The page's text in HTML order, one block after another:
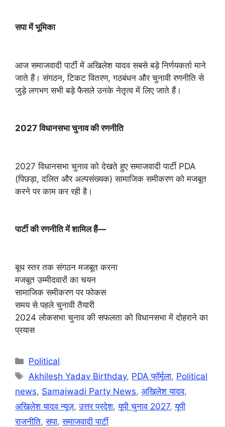
सपा में भूमिका
आज समाजवादी पार्टी में अखिलेश यादव सबसे बड़े निर्णयकर्ता माने
जाते हैं। संगठन, टिकट वितरण, गठबंधन और चुनावी रणनीति से
जुड़े लगभग सभी बड़े फैसले उनके नेतृत्व में लिए जाते हैं।
2027 विधानसभा चुनाव की रणनीति
2027 विधानसभा चुनाव को देखते हुए समाजवादी पार्टी PDA
(पिछड़ा, दलित और अल्पसंख्यक) सामाजिक समीकरण को मजबूत
करने पर काम कर रही है।
पार्टी की रणनीति में शामिल हैं—
बूथ स्तर तक संगठन मजबूत करना
मजबूत उम्मीदवारों का चयन
सामाजिक समीकरण पर फोकस
समय से पहले चुनावी तैयारी
2024 लोकसभा चुनाव की सफलता को विधानसभा में दोहराने का
प्रयास
Categories
Political
Tags
Akhilesh Yadav Birthday, PDA फॉर्मूला, Political
news, Samajwadi Party News, अखिलेश यादव,
अखिलेश यादव न्यूज़,उत्तर प्रदेश,यूपी चुनाव 2027,यूपी
राजनीति,सपा,समाजवादी पार्टी